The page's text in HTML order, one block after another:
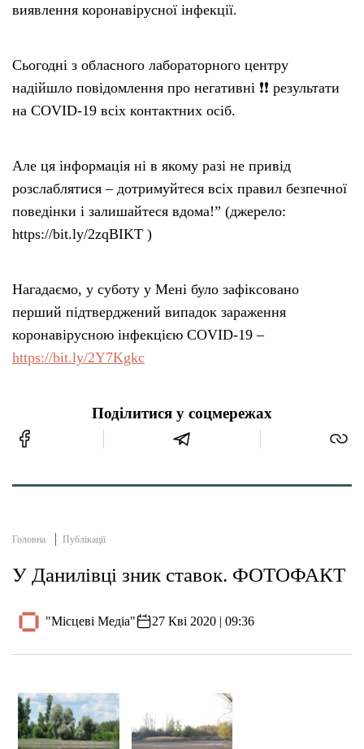
виявлення коронавірусної інфекції.
Сьогодні з обласного лабораторного центру
надійшло повідомлення про негативні ❗️❗️ результати
на COVID-19 всіх контактних осіб.
Але ця інформація ні в якому разі не привід
розслаблятися – дотримуйтеся всіх правил безпечної
поведінки і залишайтеся вдома!” (джерело:
https://bit.ly/2zqBIKT )
Нагадаємо, у суботу у Мені було зафіксовано
перший підтверджений випадок зараження
коронавірусною інфекцією COVID-19 –
https://bit.ly/2Y7Kgkc
Поділитися у соцмережах
Головна Публікації
У Данилівці зник ставок. ФОТОФАКТ
"Місцеві Медіа" 27 Кві 2020 | 09:36